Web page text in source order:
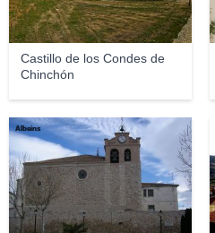
Castillo de los Condes de
Chinchón
Albeins